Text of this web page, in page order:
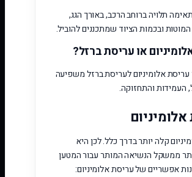
תלויה ברוחב הרכב, באורך הגג,
ובכמות הציוד שמתכננים להוביל.
או עריסת ברזל?
עריסת אלומיניום לעריסת ברזל משפיעה
והתחזוקה.
קלה יותר בדרך כלל. לכן היא
ממשקל הנשיאה המותר עבור המטען
אפשריים של עריסת אלומיניום: